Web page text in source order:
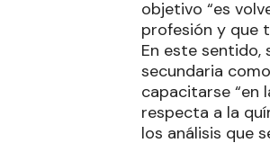
objetivo “es
profesión y que
En este
secundaria
capacitarse “en
respecta a la
los análisis que